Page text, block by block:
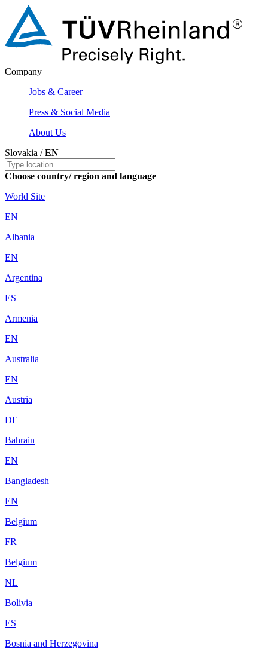
Company
Jobs & Career
Press & Social Media
About Us
Slovakia /EN
Choose country/ region and language
World Site
EN
Albania
EN
Argentina
ES
Armenia
EN
Australia
EN
Austria
DE
Bahrain
EN
Bangladesh
EN
Belgium
FR
Belgium
NL
Bolivia
ES
Bosnia and Herzegovina